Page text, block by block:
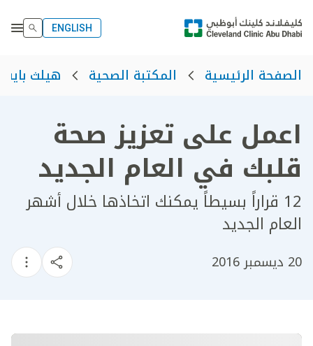
ENGLISH
الصفحة الرئيسية المكتبة الصحية هيلث بايت
اعمل على تعزيز صحة
قلبك في العام الجديد
12 قراراً بسيطاً يمكنك اتخاذها خلال أشهر
العام الجديد
20 ديسمبر 2016